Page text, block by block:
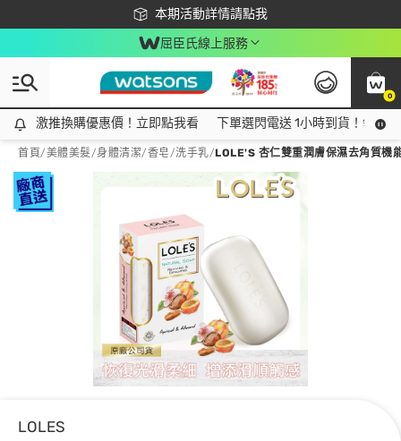
本期活動詳情請點我
下載app最高回饋$350
屈臣氏線上服務
0
激推換購優惠價！立即點我看
激推換購優惠價！立即點我看 下單選閃電送 1小時到貨！領神
首頁/美體美髮/身體清潔/香皂/洗手乳/LOLE'S 杏仁雙重潤膚保濕去角質機
LOLES